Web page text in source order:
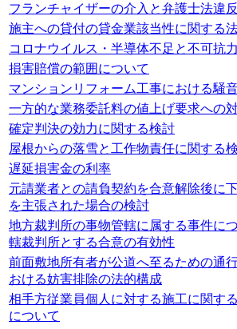
フランチャイザーの介入と弁護士法違
施主への貸付の貸金業該当性に関する
コロナウイルス・半導体不足と不可抗
損害賠償の範囲について
マンションリフォーム工事における騒
一方的な業務委託料の値上げ要求への
確定判決の効力に関する検討
屋根からの落雪と工作物責任に関する
遅延損害金の利率
元請業者との請負契約を合意解除後に
を主張された場合の検討
地方裁判所の事物管轄に属する事件に
轄裁判所とする合意の有効性
前面敷地所有者が公道へ至るための通
おける妨害排除の法的構成
相手方従業員個人に対する施工に関す
について